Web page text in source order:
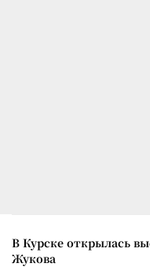
В Курске открылась
Жукова